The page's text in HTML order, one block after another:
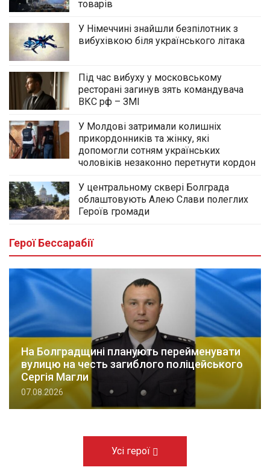
товарів
У Німеччині знайшли безпілотник з
вибухівкою біля українського літака
Під час вибуху у московському
ресторані загинув зять командувача
ВКС рф – ЗМІ
У Молдові затримали колишніх
прикордонників та жінку, які
допомогли сотням українських
чоловіків незаконно перетнути кордон
У центральному сквері Болграда
облаштовують Алею Слави полеглих
Героїв громади
Герої Бессарабії
На Болградщині планують перейменувати
вулицю на честь загиблого поліцейського
Сергія Магли
07.08.2026
Усі герої